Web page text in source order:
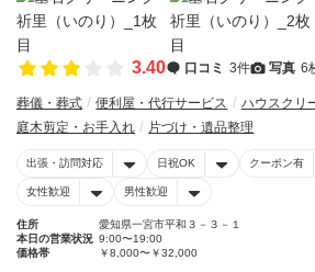
3.40 口コミ 3件 写真 6
葬儀・葬式 便利屋・代行サービス
ハウスクリ
庭木剪定・お手入れ
片づけ・遺品整理
出張・訪問対応 日祝OK クーポン有
女性歓迎 男性歓迎
住所
愛知県一宮市平和３－３－１
本日の営業状況 9:00〜19:00
価格帯
￥8,000〜￥32,000